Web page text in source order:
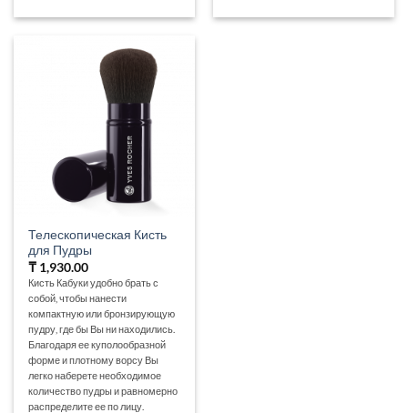
Телескопическая Кисть
для Пудры
₸ 1,930.00
Кисть Кабуки удобно брать с
собой, чтобы нанести
компактную или бронзирующую
пудру, где бы Вы ни находились.
Благодаря ее куполообразной
форме и плотному ворсу Вы
легко наберете необходимое
количество пудры и равномерно
распределите ее по лицу.